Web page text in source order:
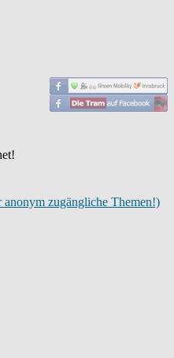
anonym zugängliche Themen!)